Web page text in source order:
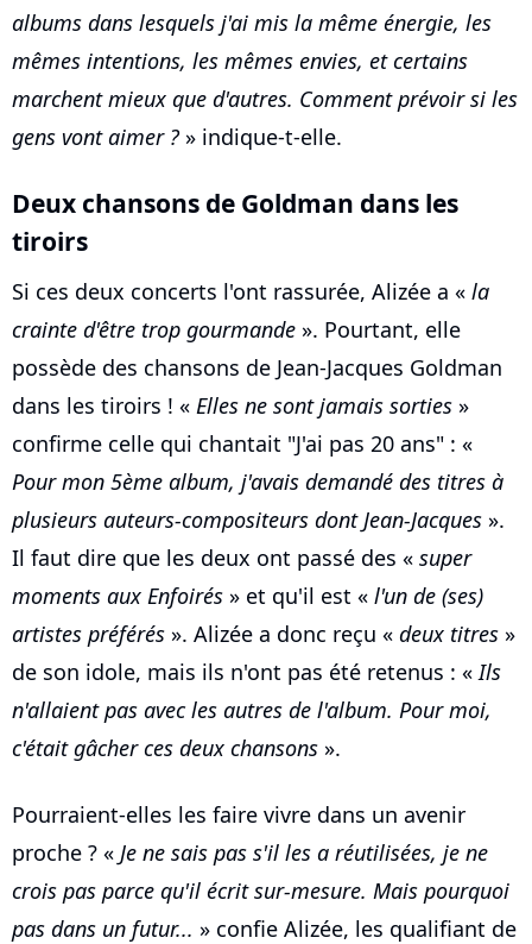
albums dans lesquels j'ai mis la même énergie, les
mêmes intentions, les mêmes envies, et certains
marchent mieux que d'autres. Comment prévoir si les
gens vont aimer ?» indique-t-elle.
Deux chansons de Goldman dans les
tiroirs
Si ces deux concerts l'ont rassurée, Alizée a « la
crainte d'être trop gourmande ». Pourtant, elle
possède des chansons de Jean-Jacques Goldman
dans les tiroirs ! « Elles ne sont jamais sorties »
confirme celle qui chantait "J'ai pas 20 ans" : «
Pour mon 5ème album, j'avais demandé des titres à
plusieurs auteurs-compositeurs dont Jean-Jacques ».
Il faut dire que les deux ont passé des « super
moments aux Enfoirés » et qu'il est « l'un de (ses)
artistes préférés ». Alizée a donc reçu « deux titres »
de son idole, mais ils n'ont pas été retenus : «Ils
n'allaient pas avec les autres de l'album. Pour moi,
c'était gâcher ces deux chansons ».
Pourraient-elles les faire vivre dans un avenir
proche ? « Je ne sais pas s'il les a réutilisées, je ne
crois pas parce qu'il écrit sur-mesure. Mais pourquoi
pas dans un futur... » confie Alizée, les qualifiant de